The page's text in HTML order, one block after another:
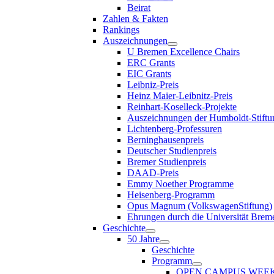
Beirat
Zahlen & Fakten
Rankings
Auszeichnungen
U Bremen Excellence Chairs
ERC Grants
EIC Grants
Leibniz-Preis
Heinz Maier-Leibnitz-Preis
Reinhart-Koselleck-Projekte
Auszeichnungen der Humboldt-
Lichtenberg-Professuren
Berninghausenpreis
Deutscher Studienpreis
Bremer Studienpreis
DAAD-Preis
Emmy Noether Programme
Heisenberg-Programm
Opus Magnum (VolkswagenStiftung)
Ehrungen durch die Universität
Geschichte
50 Jahre
Geschichte
Programm
OPEN CAMPUS